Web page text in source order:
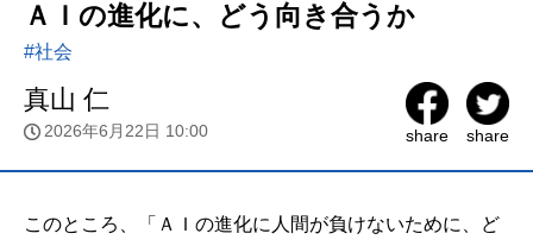
ＡＩの進化に、どう向き合うか
#社会
真山 仁
2026年6月22日 10:00 share share
このところ、「ＡＩの進化に人間が負けないために、ど